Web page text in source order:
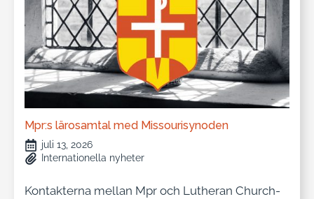
Mpr:s lärosamtal med Missourisynoden
juli 13, 2026
Internationella nyheter
Kontakterna mellan Mpr och Lutheran Church-